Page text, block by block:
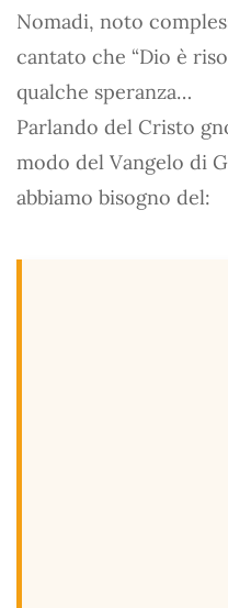
Nomadi, noto
cantato che “Dio è
qualche speranza…
Parlando del Cristo
modo del Vangelo di
abbiamo bisogno del: